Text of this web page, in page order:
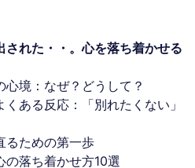
された・・。心を落ち着かせる
境：なぜ？どうして？
ある反応：「別れたくない」
るための第一歩
の落ち着かせ方10選